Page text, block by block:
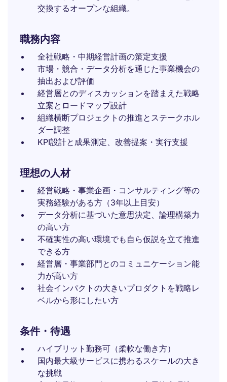
交換するオープンな組織。
職務内容
全社戦略・中期経営計画の策定支援
市場・競合・データ分析を通じた事業機会の
抽出および評価
経営層とのディスカッションを踏まえた戦略
立案とロードマップ設計
組織横断プロジェクトの推進とステークホル
ダー調整
KPI設計と成果測定、改善提案・実行支援
理想の人材
経営戦略・事業企画・コンサルティング等の
実務経験がある方（3年以上目安）
データ分析に基づいた意思決定、論理構築力
の高い方
不確実性の高い環境でも自ら仮説を立て推進
できる方
経営層・事業部門とのコミュニケーション能
力が高い方
社会インパクトの大きいプロダクトを戦略レ
ベルから形にしたい方
条件・待遇
ハイブリット勤務可（柔軟な働き方）
国内最大級サービスに携わるスケールの大き
な挑戦